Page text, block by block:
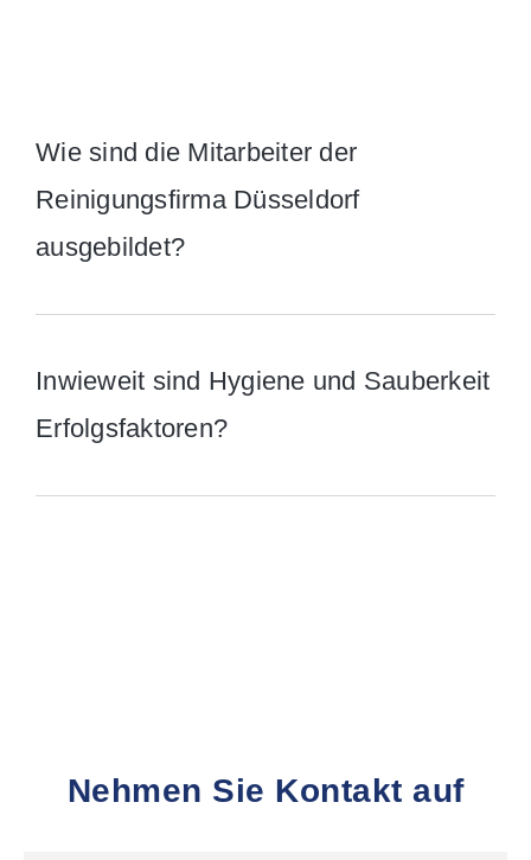
Wie sind die Mitarbeiter der
Reinigungsfirma Düsseldorf
ausgebildet?
Inwieweit sind Hygiene und Sauberkeit
Erfolgsfaktoren?
Nehmen Sie Kontakt auf